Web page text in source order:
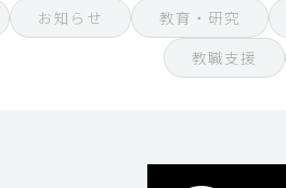
お知らせ 教育・研究
教職支援